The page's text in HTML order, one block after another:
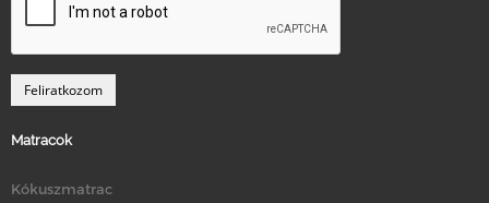
Matracok
Kókuszmatrac